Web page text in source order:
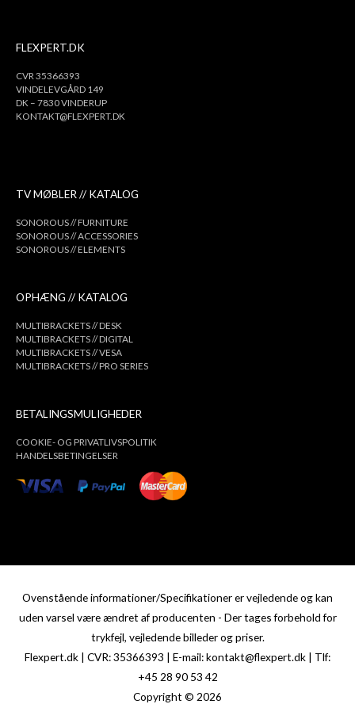
FLEXPERT.DK
CVR 35366393
VINDELEVGÅRD 149
DK – 7830 VINDERUP
KONTAKT@FLEXPERT.DK
TV MØBLER // KATALOG
SONOROUS // FURNITURE
SONOROUS // ACCESSORIES
SONOROUS // ELEMENTS
OPHÆNG // KATALOG
MULTIBRACKETS // DESK
MULTIBRACKETS // DIGITAL
MULTIBRACKETS // VESA
MULTIBRACKETS // PRO SERIES
BETALINGSMULIGHEDER
COOKIE- OG PRIVATLIVSPOLITIK
HANDELSBETINGELSER
Ovenstående informationer/Specifikationer er vejledende og kan
uden varsel være ændret af producenten - Der tages forbehold for
trykfejl, vejledende billeder og priser.
Flexpert.dk | CVR: 35366393 | E-mail: kontakt@flexpert.dk | Tlf:
+45 28 90 53 42
Copyright © 2026